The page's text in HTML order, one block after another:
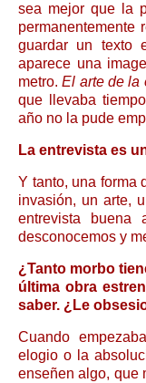
sea mejor que la
permanentemente
guardar un texto
aparece una
metro.El arte de la
que llevaba
año no la pude
La entrevista es
Y tanto, una forma
invasión, un arte,
entrevista buena
desconocemos y
¿Tanto morbo
última obra
saber. ¿Le
Cuando
elogio o la
enseñen algo, que